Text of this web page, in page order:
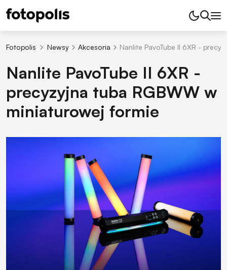
Fotopolis Newsy Akcesoria Nanlite PavoTube II 6XR -
Nanlite PavoTube II 6XR -
precyzyjna tuba RGBWW w
miniaturowej formie